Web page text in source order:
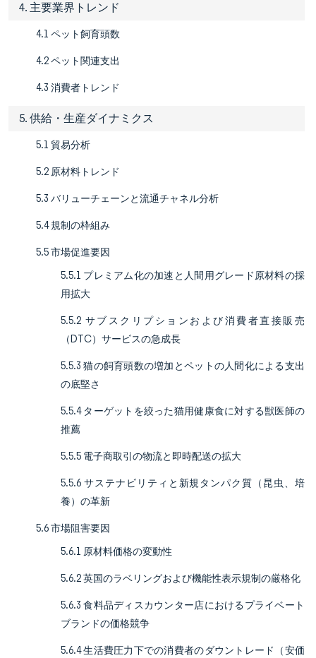
4. 主要業界トレンド
4.1 ペット飼育頭数
4.2 ペット関連支出
4.3 消費者トレンド
5. 供給・生産ダイナミクス
5.1 貿易分析
5.2 原材料トレンド
5.3 バリューチェーンと流通チャネル分析
5.4 規制の枠組み
5.5 市場促進要因
5.5.1 プレミアム化の加速と人間用グレード原材料の採
用拡大
5.5.2 サブスクリプションおよび消費者直接販売
（DTC）サービスの急成長
5.5.3 猫の飼育頭数の増加とペットの人間化による支出
の底堅さ
5.5.4 ターゲットを絞った猫用健康食に対する獣医師の
推薦
5.5.5 電子商取引の物流と即時配送の拡大
5.5.6 サステナビリティと新規タンパク質（昆虫、培
養）の革新
5.6 市場阻害要因
5.6.1 原材料価格の変動性
5.6.2 英国のラベリングおよび機能性表示規制の厳格化
5.6.3 食料品ディスカウンター店におけるプライベート
ブランドの価格競争
5.6.4 生活費圧力下での消費者のダウントレード（安価